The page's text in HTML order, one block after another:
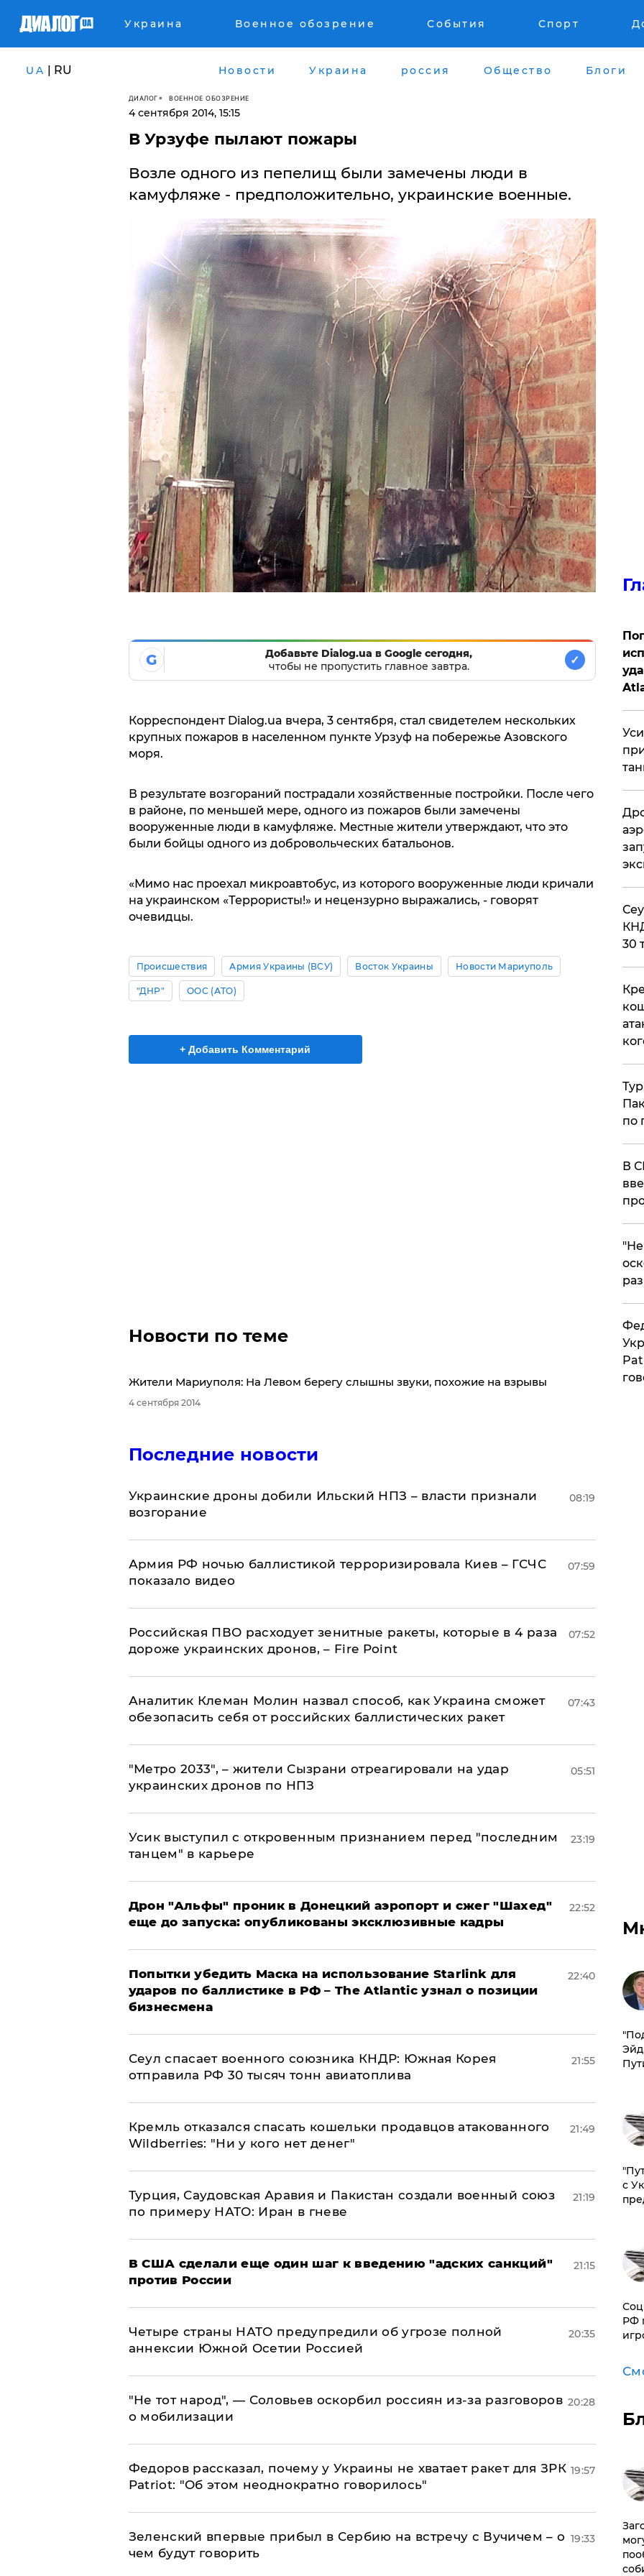
Украина Военное обозрение События Спорт
UA | RU Новости Украина россия Общество Блоги
ДИАЛОГ ВОЕННОЕ ОБОЗРЕНИЕ
4 сентября 2014, 15:15
В Урзуфе пылают пожары
Возле одного из пепелищ были замечены люди в
камуфляже - предположительно, украинские военные.
G
Добавьте Dialog.ua в Google сегодня,
чтобы не пропустить главное завтра.
✓
Корреспондент Diаlog.ua вчера, 3 сентября, стал свидетелем нескольких
крупных пожаров в населенном пункте Урзуф на побережье Азовского
моря.
В результате возгораний пострадали хозяйственные постройки. После чего
в районе, по меньшей мере, одного из пожаров были замечены
вооруженные люди в камуфляже. Местные жители утверждают, что это
были бойцы одного из добровольческих батальонов.
«Мимо нас проехал микроавтобус, из которого вооруженные люди кричали
на украинском «Террористы!» и нецензурно выражались, - говорят
очевидцы.
Происшествия Армия Украины (ВСУ) Восток Украины Новости Мариуполь
"ДНР" ООС (АТО)
+ Добавить Комментарий
Новости по теме
Жители Мариуполя: На Левом берегу слышны звуки, похожие на взрывы
4 сентября 2014
Последние новости
Украинские дроны добили Ильский НПЗ – власти признали
возгорание
08:19
Армия РФ ночью баллистикой терроризировала Киев – ГСЧС
показало видео
07:59
Российская ПВО расходует зенитные ракеты, которые в 4 раза
дороже украинских дронов, – Fire Point
07:52
Аналитик Клеман Молин назвал способ, как Украина сможет
обезопасить себя от российских баллистических ракет
07:43
"Метро 2033", – жители Сызрани отреагировали на удар
украинских дронов по НПЗ
05:51
Усик выступил с откровенным признанием перед "последним
танцем" в карьере
23:19
Дрон "Альфы" проник в Донецкий аэропорт и сжег "Шахед"
еще до запуска: опубликованы эксклюзивные кадры
22:52
Попытки убедить Маска на использование Starlink для
ударов по баллистике в РФ – The Atlantic узнал о позиции
бизнесмена
22:40
​Сеул спасает военного союзника КНДР: Южная Корея
отправила РФ 30 тысяч тонн авиатоплива
21:55
Кремль отказался спасать кошельки продавцов атакованного
Wildberries: "Ни у кого нет денег"
21:49
Турция, Саудовская Аравия и Пакистан создали военный союз
по примеру НАТО: Иран в гневе
21:19
В США сделали еще один шаг к введению "адских санкций"
против России
21:15
Четыре страны НАТО предупредили об угрозе полной
аннексии Южной Осетии Россией
20:35
​"Не тот народ", — Соловьев оскорбил россиян из-за разговоров
о мобилизации
20:28
Федоров рассказал, почему у Украины не хватает ракет для ЗРК
Patriot: "Об этом неоднократно говорилось"
19:57
Зеленский впервые прибыл в Сербию на встречу с Вучичем – о
чем будут говорить
19:33
30
по
В
с
РФ